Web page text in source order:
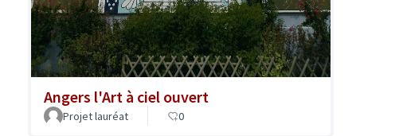
Angers l'Art à ciel ouvert
Projet lauréat 0